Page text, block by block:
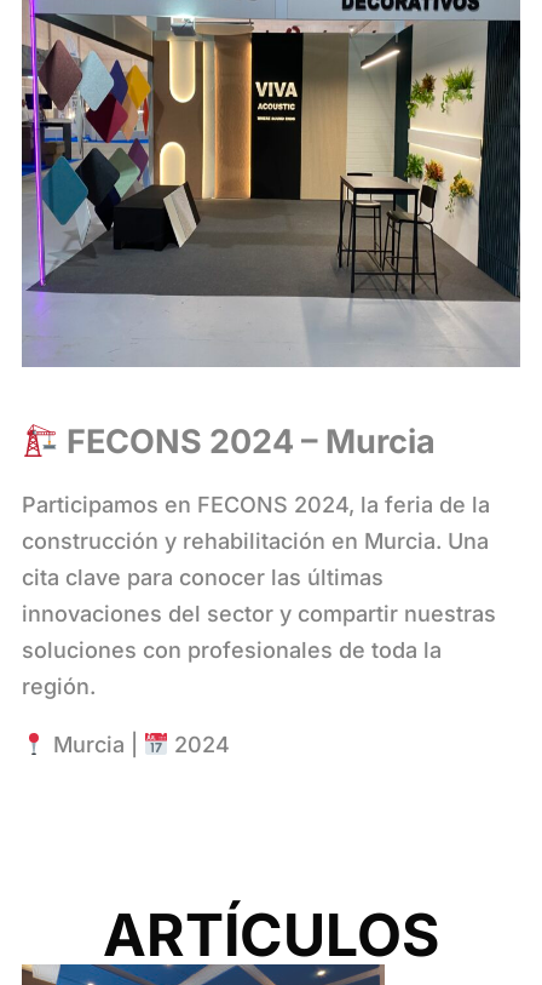
FECONS 2024 – Murcia
Participamos en FECONS 2024, la feria de la
construcción y rehabilitación en Murcia. Una
cita clave para conocer las últimas
innovaciones del sector y compartir nuestras
soluciones con profesionales de toda la
región.
Murcia | 2024
ARTÍCULOS